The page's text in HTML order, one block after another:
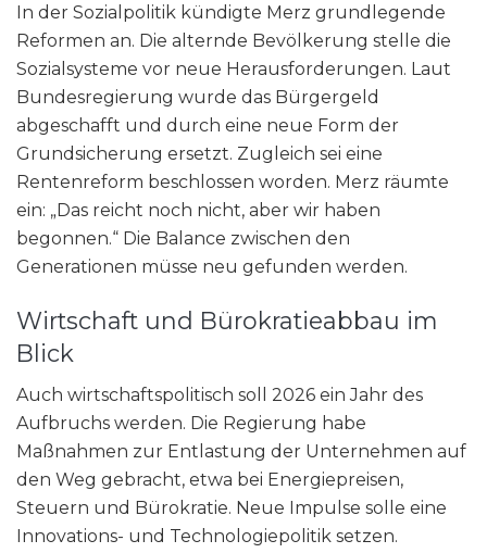
In der Sozialpolitik kündigte Merz grundlegende
Reformen an. Die alternde Bevölkerung stelle die
Sozialsysteme vor neue Herausforderungen. Laut
Bundesregierung wurde das Bürgergeld
abgeschafft und durch eine neue Form der
Grundsicherung ersetzt. Zugleich sei eine
Rentenreform beschlossen worden. Merz räumte
ein: „Das reicht noch nicht, aber wir haben
begonnen.“ Die Balance zwischen den
Generationen müsse neu gefunden werden.
Wirtschaft und Bürokratieabbau im
Blick
Auch wirtschaftspolitisch soll 2026 ein Jahr des
Aufbruchs werden. Die Regierung habe
Maßnahmen zur Entlastung der Unternehmen auf
den Weg gebracht, etwa bei Energiepreisen,
Steuern und Bürokratie. Neue Impulse solle eine
Innovations- und Technologiepolitik setzen.